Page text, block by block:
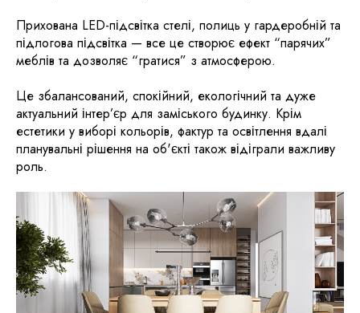
Прихована LED-підсвітка стелі, полиць у гардеробній та
підлогова підсвітка — все це створює ефект “парячих”
меблів та дозволяє “гратися” з атмосферою.
Це збалансований, спокійний, екологічний та дуже
актуальний інтер’єр для заміського будинку. Крім
естетики у виборі кольорів, фактур та освітлення вдалі
планувальні рішення на об'єкті також відіграли важливу
роль.